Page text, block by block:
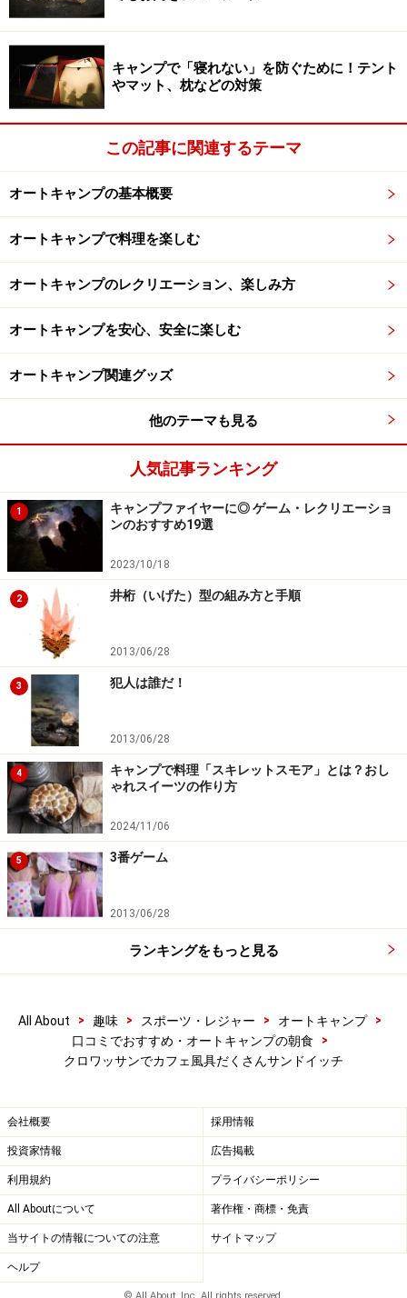
【編集部おすすめの購入サイト】
Amazonでオートキャンプ関連の商品をチェック！
楽天市場でオートキャンプ関連の商品をチェッ
ク！
キャンプで「寝れない」を防ぐために！テント
やマット、枕などの対策
この記事に関連するテーマ
オートキャンプの基本概要
オートキャンプで料理を楽しむ
オートキャンプのレクリエーション、楽しみ方
オートキャンプを安心、安全に楽しむ
オートキャンプ関連グッズ
他のテーマも見る
人気記事ランキング
1
キャンプファイヤーに◎ ゲーム・レクリエーショ
ンのおすすめ19選
2023/10/18
2 井桁（いげた）型の組み方と手順
2013/06/28
3 犯人は誰だ！
2013/06/28
4
キャンプで料理「スキレットスモア」とは？おし
ゃれスイーツの作り方
2024/11/06
5 3番ゲーム
2013/06/28
ランキングをもっと見る
All About > 趣味 > スポーツ・レジャー > オートキャンプ
>
口コミでおすすめ・オートキャンプの朝食
>
クロワッサンでカフェ風具だくさんサンドイッチ
会社概要 採用情報
投資家情報 広告掲載
利用規約 プライバシーポリシー
All Aboutについて 著作権・商標・免責
当サイトの情報についての注意 サイトマップ
ヘルプ